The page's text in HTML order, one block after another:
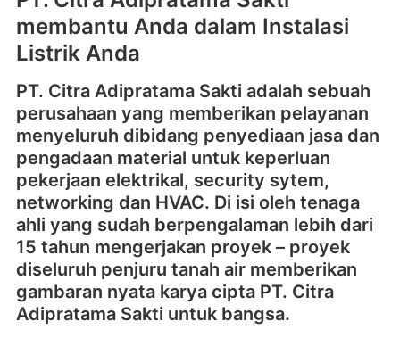
membantu Anda dalam Instalasi
Listrik Anda
PT. Citra Adipratama Sakti adalah sebuah
perusahaan yang memberikan pelayanan
menyeluruh dibidang penyediaan jasa dan
pengadaan material untuk keperluan
pekerjaan elektrikal, security sytem,
networking dan HVAC. Di isi oleh tenaga
ahli yang sudah berpengalaman lebih dari
15 tahun mengerjakan proyek – proyek
diseluruh penjuru tanah air memberikan
gambaran nyata karya cipta PT. Citra
Adipratama Sakti untuk bangsa.